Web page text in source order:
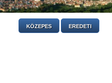
KÖZEPES EREDETI